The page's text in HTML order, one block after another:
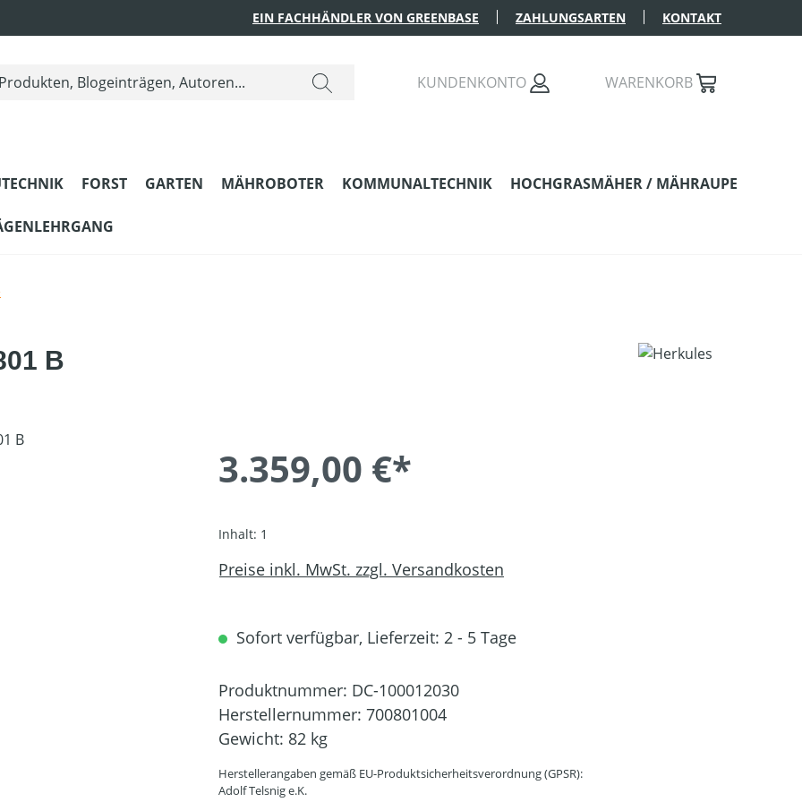
EIN FACHHÄNDLER VON GREENBASE ZAHLUNGSARTEN KONTAKT
KUNDENKONTO WARENKORB
FORST GARTEN MÄHROBOTER KOMMUNALTECHNIK HOCHGRASMÄHER / MÄHRAUPE
B
3.359,00 €*
Inhalt: 1
Preise inkl. MwSt. zzgl. Versandkosten
Sofort verfügbar, Lieferzeit: 2 - 5 Tage
Produktnummer: DC-100012030
Herstellernummer: 700801004
Gewicht: 82 kg
Herstellerangaben gemäß EU-Produktsicherheitsverordnung (GPSR):
Adolf Telsnig e.K.